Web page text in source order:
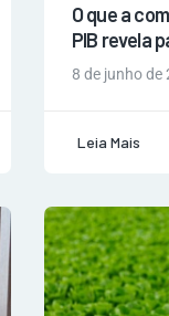
O que a
PIB revela
8 de junho de
Leia Mais